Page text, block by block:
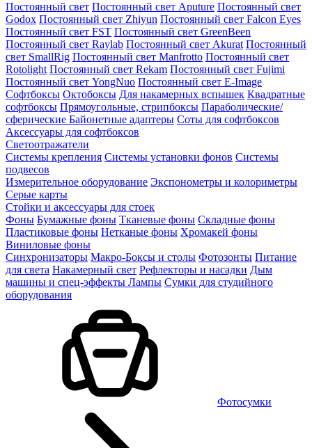
Постоянный свет Постоянный свет Aputure Постоянный свет
Godox Постоянный свет Zhiyun Постоянный свет Falcon Eyes
Постоянный свет FST Постоянный свет GreenBeen
Постоянный свет Raylab Постоянный свет Akurat Постоянный
свет SmallRig Постоянный свет Manfrotto Постоянный свет
Rotolight Постоянный свет Rekam Постоянный свет Fujimi
Постоянный свет YongNuo Постоянный свет E-Image
Софтбоксы Октобоксы Для накамерных вспышек Квадратные
софтбоксы Прямоугольные, стрипбоксы Параболические/
сферические Байонетныe адаптеры Соты для софтбоксов
Аксессуары для софтбоксов
Светоотражатели
Системы крепления Системы установки фонов Системы
подвесов
Измерительное оборудование Экспонометры и колориметры
Серые карты
Стойки и аксессуары для стоек
Фоны Бумажные фоны Тканевые фоны Складные фоны
Пластиковые фоны Нетканые фоны Хромакей фоны
Виниловые фоны
Синхронизаторы Макро-Боксы и столы Фотозонты Питание
для света Накамерный свет Рефлекторы и насадки Дым
машины и спец-эффекты Лампы Сумки для студийного
оборудования
Фотосумки